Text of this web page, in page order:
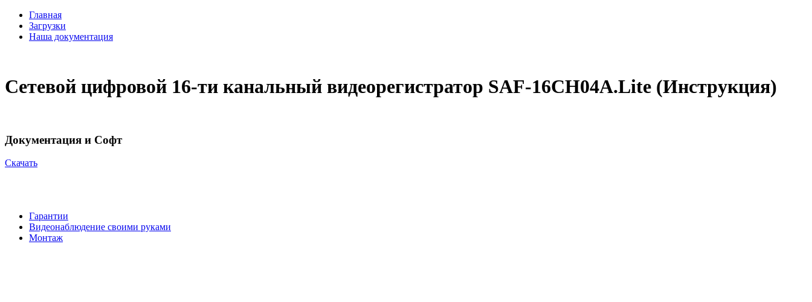
Главная
Загрузки
Наша документация
Сетевой цифровой 16-ти канальный видеорегистратор SAF-16CH04A.Lite (Инструкция)
Документация и Софт
Cкачать
Гарантии
Видеонаблюдение своими руками
Монтаж